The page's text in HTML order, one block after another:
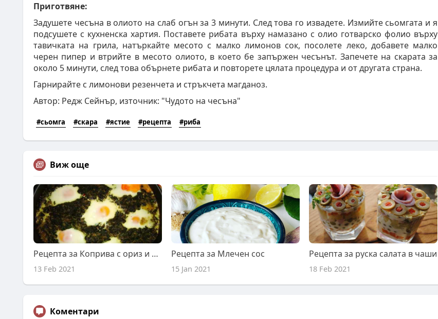
Приготвяне:
Задушете чесъна в олиото на слаб огън за 3 минути. След това го извадете. Измийте сьомгата и я
подсушете с кухненска хартия. Поставете рибата върху намазано с олио готварско фолио върху
тавичката на грила, натъркайте месото с малко лимонов сок, посолете леко, добавете малко
черен пипер и втрийте в месото олиото, в което бе запържен чесънът. Запечете на скарата за
около 5 минути, след това обърнете рибата и повторете цялата процедура и от другата страна.
Гарнирайте с лимонови резенчета и стръкчета магданоз.
Автор: Редж Сейнър, източник: "Чудото на чесъна"
#сьомга #скара #ястие #рецепта #риба
Виж още
Рецепта за Коприва с ориз и яйца на очи.
13 Feb 2021
Рецепта за Млечен сос
15 Jan 2021
Рецепта за руска салата в чаши
18 Feb 2021
Коментари